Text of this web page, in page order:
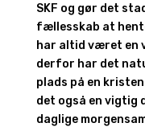
SKF og gør det
fællesskab at
har altid været en
derfor har det
plads på en
det også en vigtig
daglige